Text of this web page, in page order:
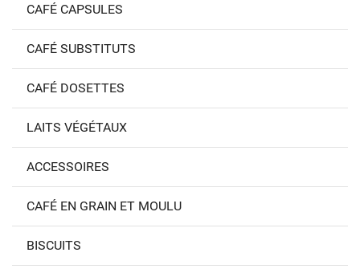
CAFÉ CAPSULES
CAFÉ SUBSTITUTS
CAFÉ DOSETTES
LAITS VÉGÉTAUX
ACCESSOIRES
CAFÉ EN GRAIN ET MOULU
BISCUITS